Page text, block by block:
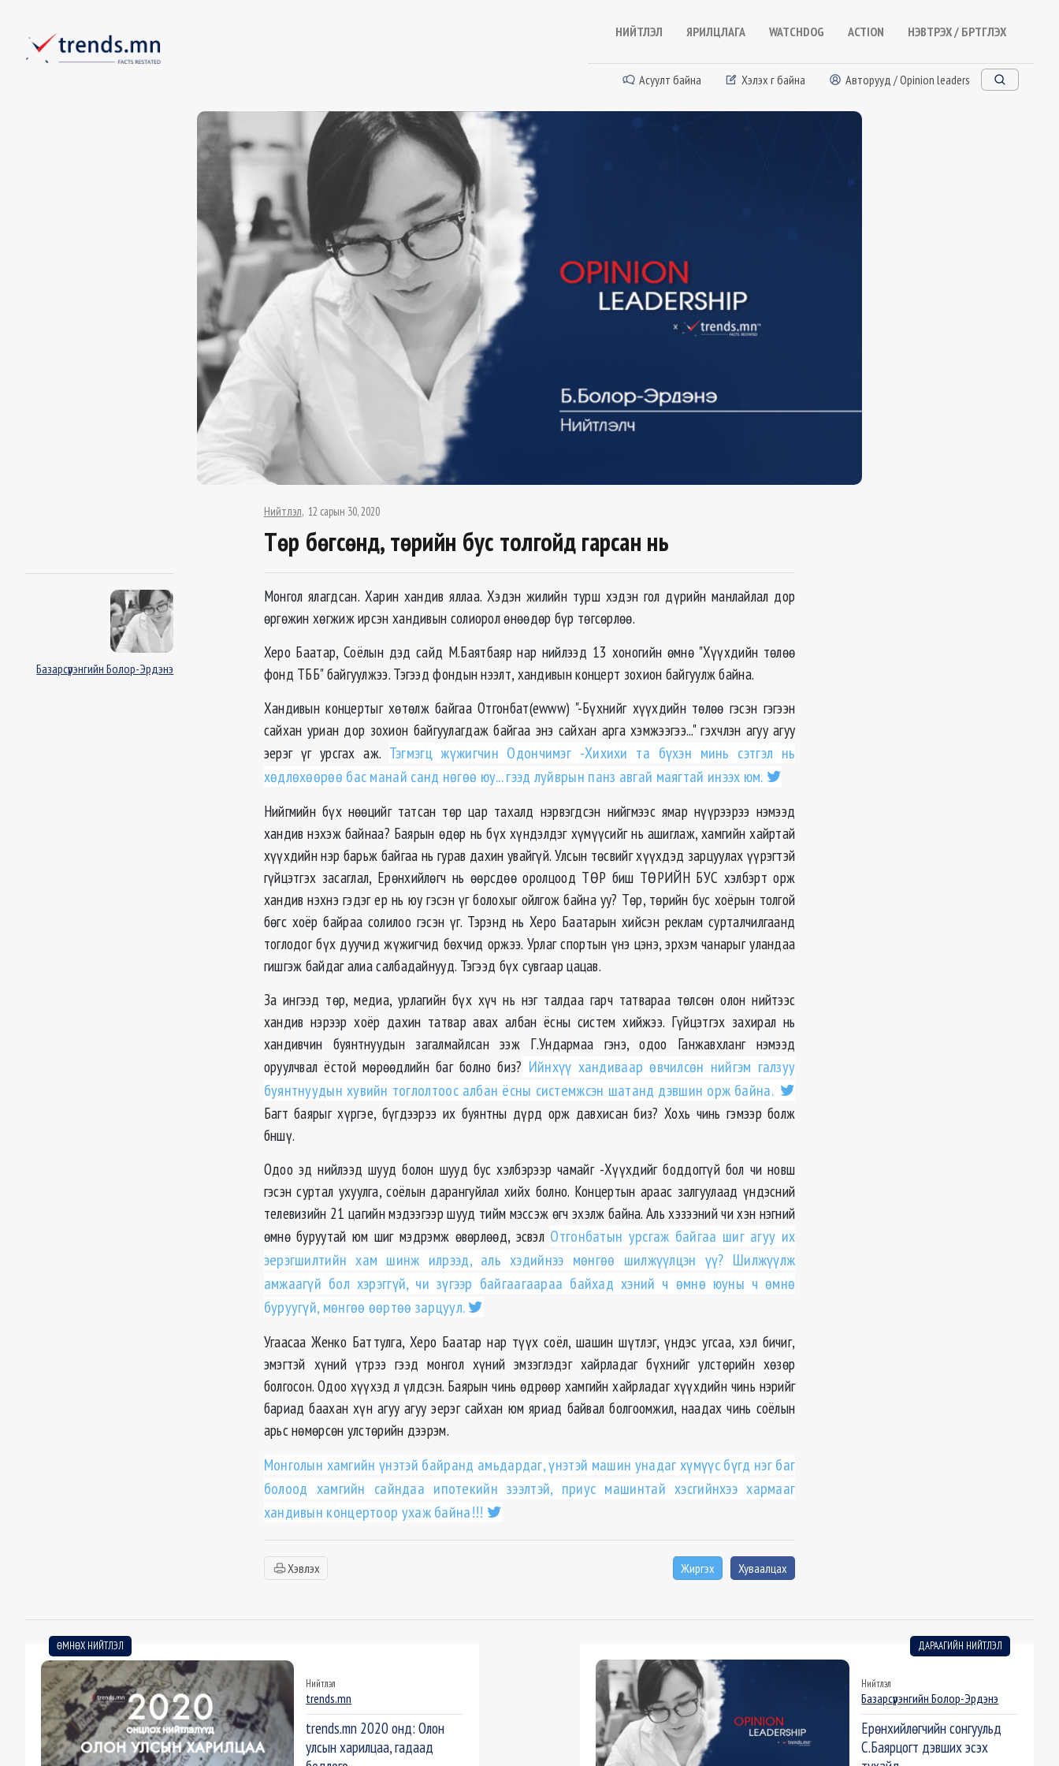
НИЙТЛЭЛ ЯРИЛЦЛАГА WATCHDOG ACTION НЭВТРЭХ / БҮРТГҮҮЛЭХ
Асуулт байна Хэлэх үг байна Авторууд / Opinion leaders
Нийтлэл 12 сарын 30, 2020
Төр бөгсөнд, төрийн бус толгойд гарсан нь
Базарсүрэнгийн Болор-Эрдэнэ
Монгол ялагдсан. Харин хандив яллаа. Хэдэн жилийн турш хэдэн гол дүрийн манлайлал дор
өргөжин хөгжиж ирсэн хандивын солиорол өнөөдөр бүр төгсөрлөө.
Херо Баатар, Соёлын дэд сайд М.Баятбаяр нар нийлээд 13 хоногийн өмнө "Хүүхдийн төлөө
фонд ТББ" байгуулжээ. Тэгээд фондын нээлт, хандивын концерт зохион байгуулж байна.
Хандивын концертыг хөтөлж байгаа Отгонбат(ewww) "-Бүхнийг хүүхдийн төлөө гэсэн гэгээн
сайхан уриан дор зохион байгуулагдаж байгаа энэ сайхан арга хэмжээгээ..." гэхчлэн агуу агуу
эерэг үг урсгах аж. Тэгмэгц жүжигчин Одончимэг -Хихихи та бүхэн минь сэтгэл нь
хөдлөхөөрөө бас манай санд нөгөө юу... гээд луйврын панз авгай маягтай инээх юм.
Нийгмийн бүх нөөцийг татсан төр цар тахалд нэрвэгдсэн нийгмээс ямар нүүрээрээ нэмээд
хандив нэхэж байнаа? Баярын өдөр нь бүх хүндэлдэг хүмүүсийг нь ашиглаж, хамгийн хайртай
хүүхдийн нэр барьж байгаа нь гурав дахин увайгүй. Улсын төсвийг хүүхдэд зарцуулах үүрэгтэй
гүйцэтгэх засаглал, Ерөнхийлөгч нь өөрсдөө оролцоод ТӨР биш ТӨРИЙН БУС хэлбэрт орж
хандив нэхнэ гэдэг ер нь юу гэсэн үг болохыг ойлгож байна уу? Төр, төрийн бус хоёрын толгой
бөгс хоёр байраа солилоо гэсэн үг. Тэрэнд нь Херо Баатарын хийсэн реклам сурталчилгаанд
тоглодог бүх дуучид жүжигчид бөхчид оржээ. Урлаг спортын үнэ цэнэ, эрхэм чанарыг уландаа
гишгэж байдаг алиа салбадайнууд. Тэгээд бүх сувгаар цацав.
За ингээд төр, медиа, урлагийн бүх хүч нь нэг талдаа гарч татвараа төлсөн олон нийтээс
хандив нэрээр хоёр дахин татвар авах албан ёсны систем хийжээ. Гүйцэтгэх захирал нь
хандивчин буянтнуудын загалмайлсан ээж Г.Ундармаа гэнэ, одоо Ганжавхланг нэмээд
оруулчвал ёстой мөрөөдлийн баг болно биз? Ийнхүү хандиваар өвчилсөн нийгэм галзуу
буянтнуудын хувийн тоглолтоос албан ёсны системжсэн шатанд дэвшин орж байна.
Багт баярыг хүргэе, бүгдээрээ их буянтны дүрд орж давхисан биз? Хохь чинь гэмээр болж
бншү.
Одоо эд нийлээд шууд болон шууд бус хэлбэрээр чамайг -Хүүхдийг боддоггүй бол чи новш
гэсэн суртал ухуулга, соёлын дарангуйлал хийх болно. Концертын араас залгуулаад үндэсний
телевизийн 21 цагийн мэдээгээр шууд тийм мэссэж өгч эхэлж байна. Аль хэзээний чи хэн нэгний
өмнө буруутай юм шиг мэдрэмж өвөрлөөд, эсвэл Отгонбатын урсгаж байгаа шиг агуу их
эерэгшилтийн хам шинж илрээд, аль хэдийнээ мөнгөө шилжүүлцэн үү? Шилжүүлж
амжаагүй бол хэрэггүй, чи зүгээр байгаагаараа байхад хэний ч өмнө юуны ч өмнө
буруугүй, мөнгөө өөртөө зарцуул.
Угаасаа Женко Баттулга, Херо Баатар нар түүх соёл, шашин шүтлэг, үндэс угсаа, хэл бичиг,
эмэгтэй хүний үтрээ гээд монгол хүний эмзэглэдэг хайрладаг бүхнийг улстөрийн хөзөр
болгосон. Одоо хүүхэд л үлдсэн. Баярын чинь өдрөөр хамгийн хайрладаг хүүхдийн чинь нэрийг
бариад баахан хүн агуу агуу эерэг сайхан юм яриад байвал болгоомжил, наадах чинь соёлын
арьс нөмөрсөн улстөрийн дээрэм.
Монголын хамгийн үнэтэй байранд амьдардаг, үнэтэй машин унадаг хүмүүс бүгд нэг баг
болоод хамгийн сайндаа ипотекийн зээлтэй, приус машинтай хэсгийнхээ хармааг
хандивын концертоор ухаж байна!!!
Хэвлэх Жиргэх Хуваалцах
ӨМНӨХ НИЙТЛЭЛ
Нийтлэл
trends.mn
trends.mn 2020 онд: Олон
улсын харилцаа, гадаад
ДАРААГИЙН НИЙТЛЭЛ
Нийтлэл
Базарсүрэнгийн Болор-Эрдэнэ
Ерөнхийлөгчийн сонгуульд
С.Баярцогт дэвших эсэх